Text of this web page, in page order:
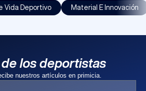
Vida Deportivo Material E Innovación
los deportistas
nuestros artículos en primicia.